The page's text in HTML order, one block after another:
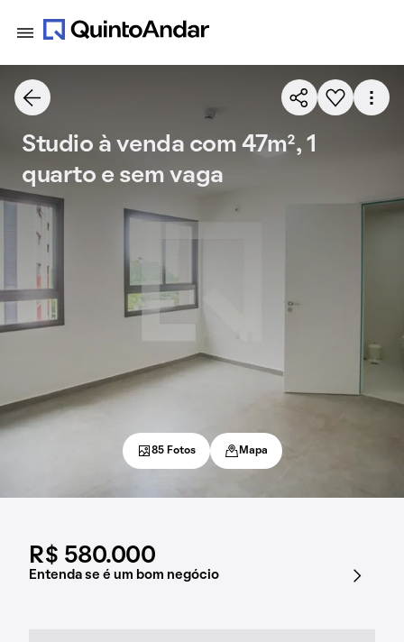
R$ 580.000
Entenda se é um bom negócio
Studio à venda com 47m², 1
quarto e sem vaga
85 Fotos Mapa